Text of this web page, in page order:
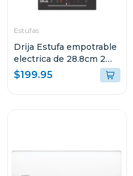
Estufas
Drija Estufa empotrable
electrica de 28.8cm 2
quemadores control
tactil berlin
$199.95